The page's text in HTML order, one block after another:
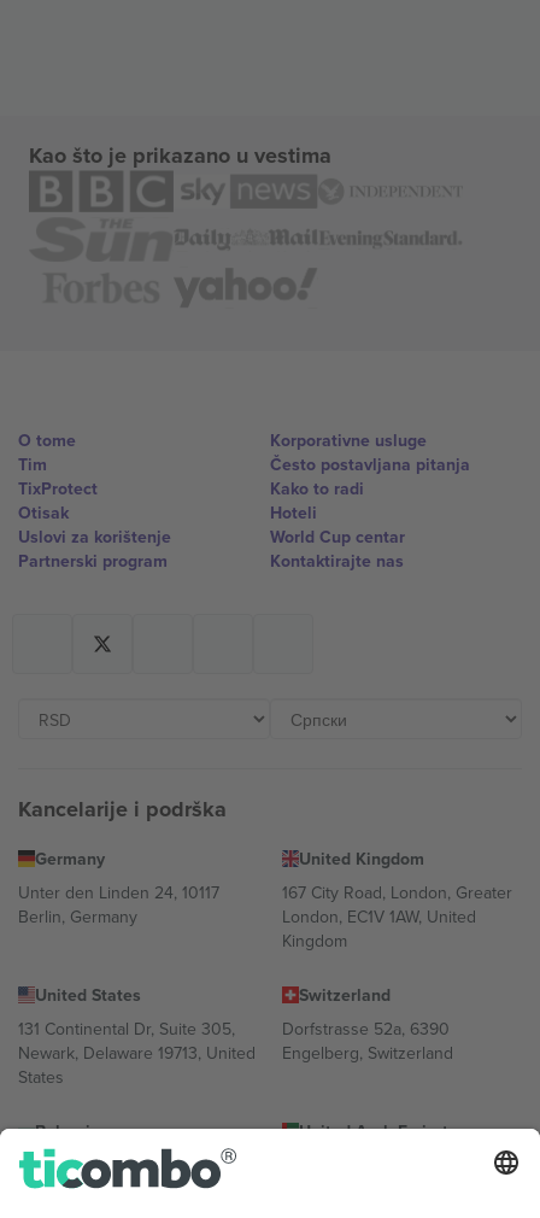
Kao što je prikazano u vestima
O tome
Tim
TixProtect
Otisak
Uslovi za korištenje
Partnerski program
Korporativne usluge
Često postavljana pitanja
Kako to radi
Hoteli
World Cup centar
Kontaktirajte nas
Kancelarije i podrška
Germany
Unter den Linden 24, 10117
Berlin, Germany
United Kingdom
167 City Road, London, Greater
London, EC1V 1AW, United
Kingdom
United States
131 Continental Dr, Suite 305,
Newark, Delaware 19713, United
States
Switzerland
Dorfstrasse 52a, 6390
Engelberg, Switzerland
Bulgaria
Regus Sofia City West, bul
Totleben 53-55, 1606 Sofia,
United Arab Emirates
UAE Dubai Silicon Oasis, DDP